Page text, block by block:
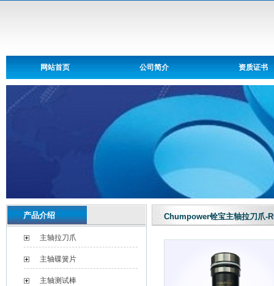
网站首页 公司简介 资质证书
Chumpower铨宝主轴拉刀爪-
产品介绍
主轴拉刀爪
主轴碟簧片
主轴测试棒